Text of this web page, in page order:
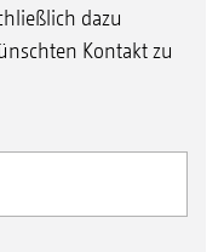
dazu
Kontakt zu